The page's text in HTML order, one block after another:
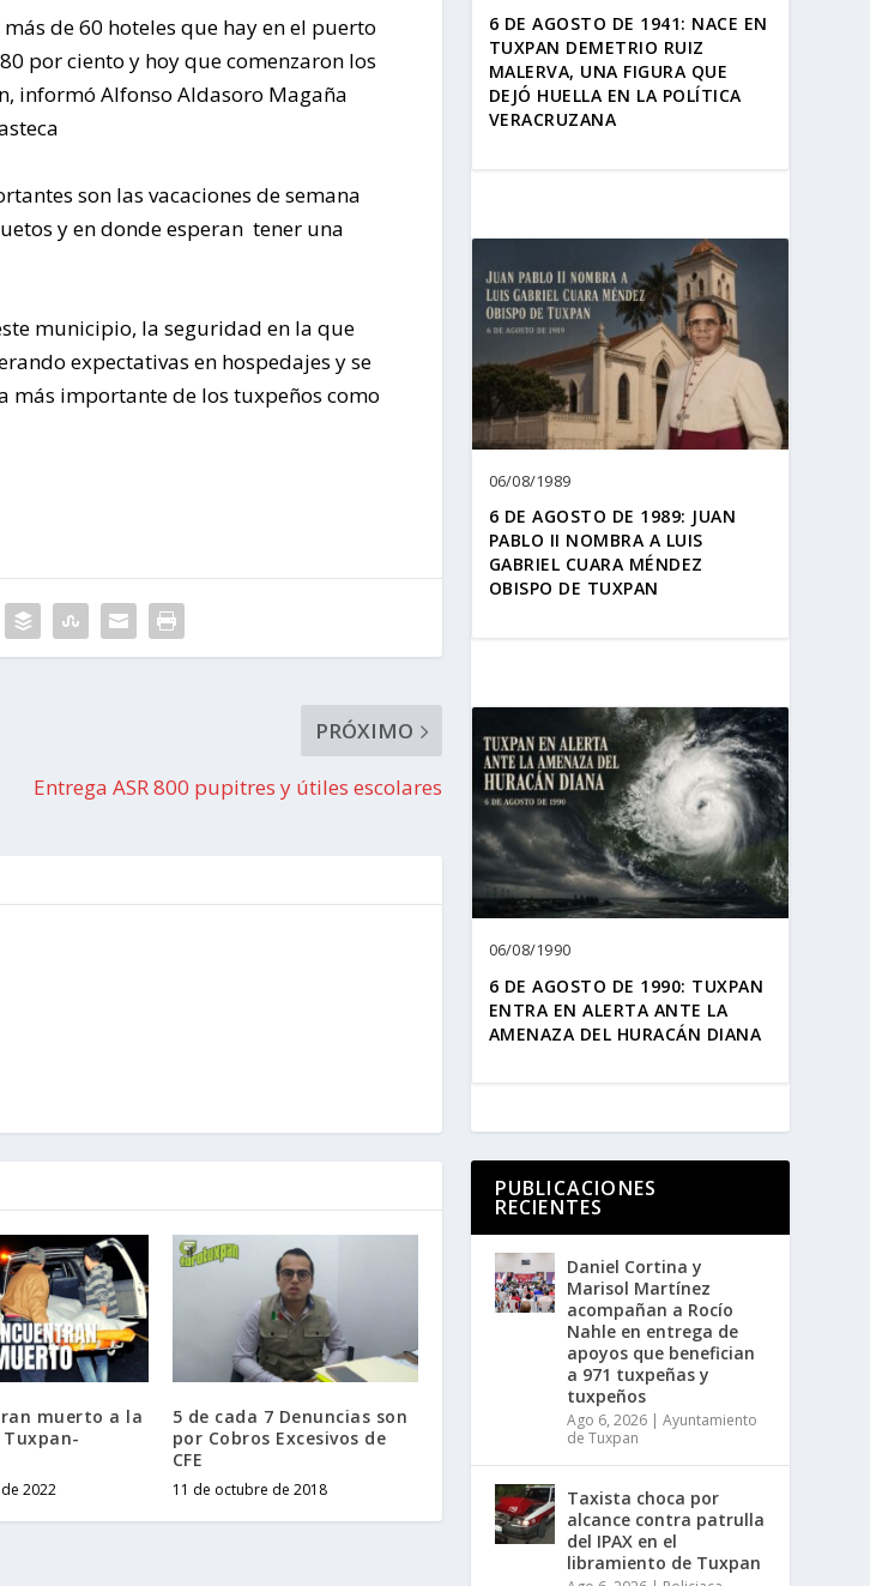
de 60 hoteles que hay en el puerto
por ciento y hoy que comenzaron los
informó Alfonso Aldasoro Magaña
son las vacaciones de semana
y en donde esperan tener una
municipio, la seguridad en la que
expectativas en hospedajes y se
más importante de los tuxpeños como
PRÓXIMO
Entrega ASR 800 pupitres y útiles escolares
muerto a la
2022
5 de cada 7 Denuncias son
por Cobros Excesivos de
CFE
11 de octubre de 2018
6 DE AGOSTO DE 1941: NACE EN
TUXPAN DEMETRIO RUIZ
MALERVA, UNA FIGURA QUE
DEJÓ HUELLA EN LA POLÍTICA
VERACRUZANA
06/08/1989
6 DE AGOSTO DE 1989: JUAN
PABLO II NOMBRA A LUIS
GABRIEL CUARA MÉNDEZ
OBISPO DE TUXPAN
06/08/1990
6 DE AGOSTO DE 1990: TUXPAN
ENTRA EN ALERTA ANTE LA
AMENAZA DEL HURACÁN DIANA
PUBLICACIONES
RECIENTES
Daniel Cortina y
Marisol Martínez
acompañan a Rocío
Nahle en entrega de
apoyos que benefician
a 971 tuxpeñas y
tuxpeños
Ago 6, 2026| Ayuntamiento
de Tuxpan
Taxista choca por
alcance contra patrulla
del IPAX en el
libramiento de Tuxpan